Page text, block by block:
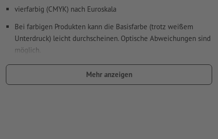
vierfarbig (CMYK) nach Euroskala
Bei farbigen Produkten kann die Basisfarbe (trotz weißem
Unterdruck) leicht durchscheinen. Optische Abweichungen sind
möglich.
Auflösung:300 dpi
Schriftenmüssen vollständig eingebettet oder in Kurven
Mehr anzeigen